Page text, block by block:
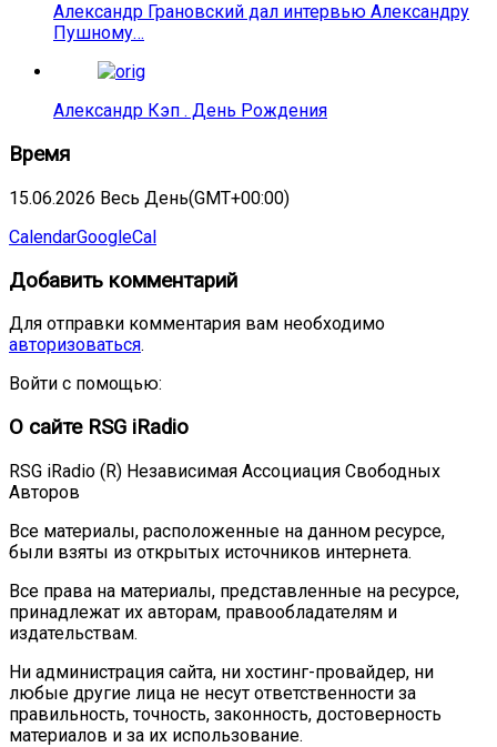
Александр Грановский дал интервью Александру
Пушному…
Александр Кэп . День Рождения
Время
15.06.2026 Весь День(GMT+00:00)
CalendarGoogleCal
Добавить комментарий
Для отправки комментария вам необходимо
авторизоваться.
Войти с помощью:
О сайте RSG iRadio
RSG iRadio (R) Независимая Ассоциация Свободных
Авторов
Все материалы, расположенные на данном ресурсе,
были взяты из открытых источников интернета.
Все права на материалы, представленные на ресурсе,
принадлежат их авторам, правообладателям и
издательствам.
Ни администрация сайта, ни хостинг-провайдер, ни
любые другие лица не несут ответственности за
правильность, точность, законность, достоверность
материалов и за их использование.